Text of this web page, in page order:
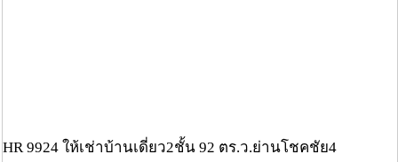
HR 9924 ให้เช่าบ้านเดี่ยว2ชั้น 92 ตร.ว.ย่านโชคชัย4